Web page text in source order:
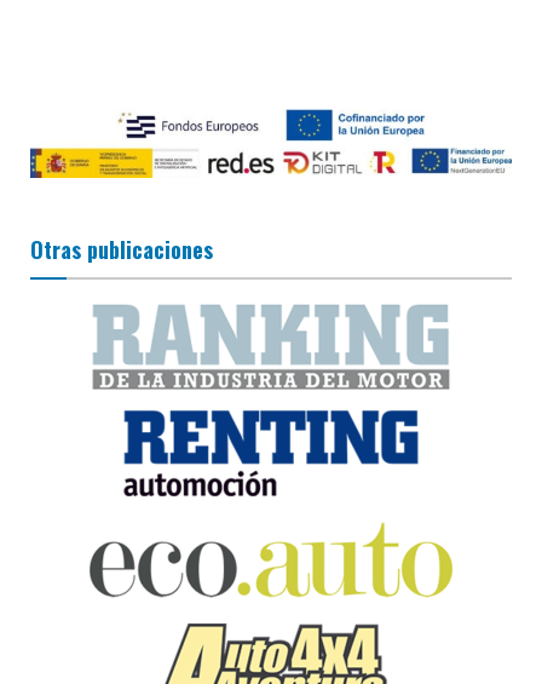
Otras publicaciones